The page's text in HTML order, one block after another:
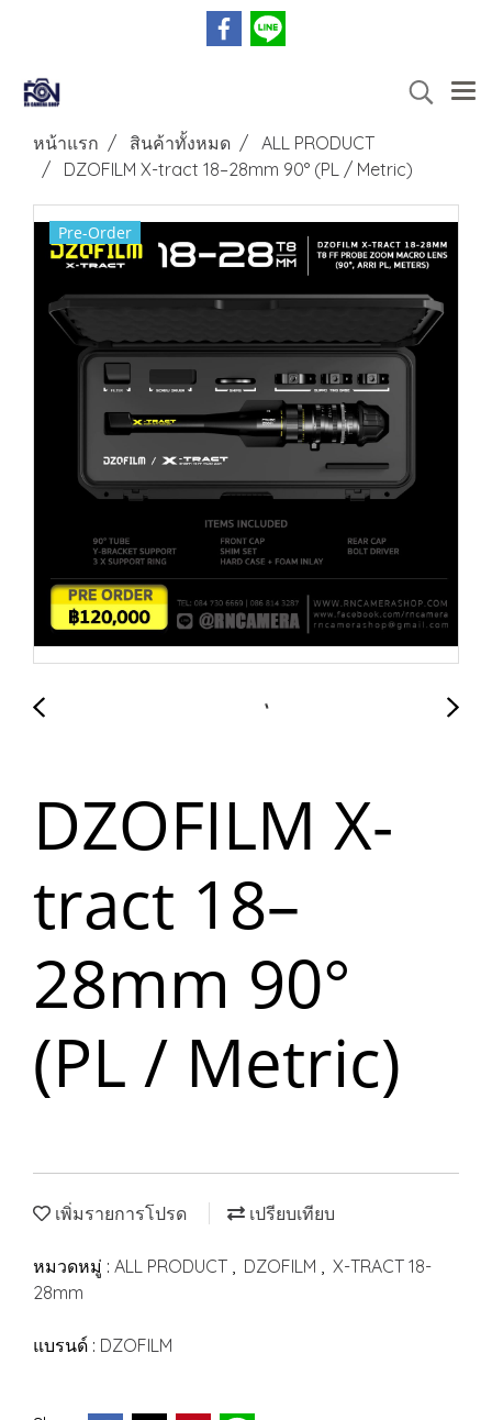
หน้าแรก สินค้าทั้งหมด
ALL PRODUCT
DZOFILM X-tract 18–28mm 90° (PL / Metric)
Pre-Order
DZOFILM X-
tract 18–
28mm 90°
(PL / Metric)
เพิ่มรายการโปรด เปรียบเทียบ
หมวดหมู่ : ALL PRODUCT , DZOFILM , X-TRACT 18-
28mm
แบรนด์ : DZOFILM